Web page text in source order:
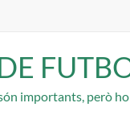
importants, però